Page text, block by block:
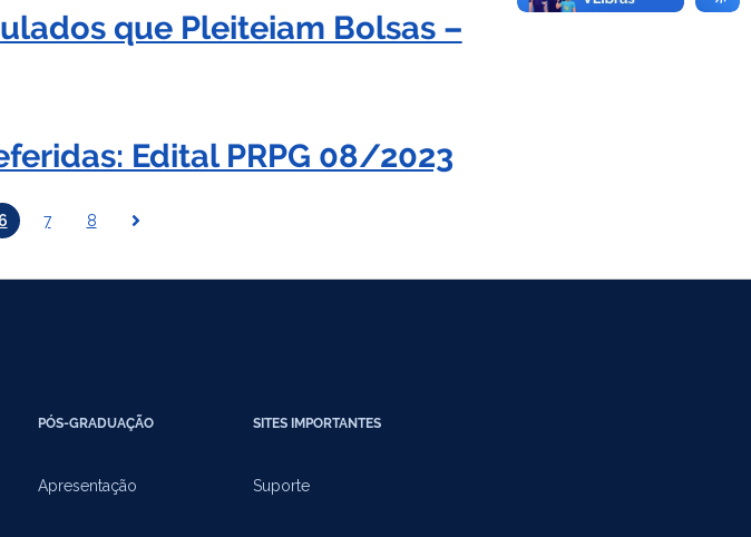
que Pleiteiam Bolsas –
Edital PRPG 08/2023
6 7 8
PÓS-GRADUAÇÃO
Apresentação
SITES IMPORTANTES
Suporte